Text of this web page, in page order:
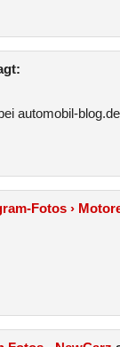
automobil-
Fotos ›